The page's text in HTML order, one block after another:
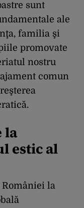
sunt
ale
familia şi
promovate
nostru
comun
la
estic al
la